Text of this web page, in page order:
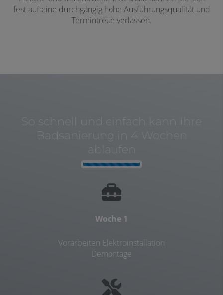
fest auf eine durchgängig hohe Ausführungsqualität und
Termintreue verlassen.
So schnell und einfach kann Ihre
Badsanierung in 4 Wochen
ablaufen
Woche 1
Vorarbeiten Elektroinstallation
Demontage